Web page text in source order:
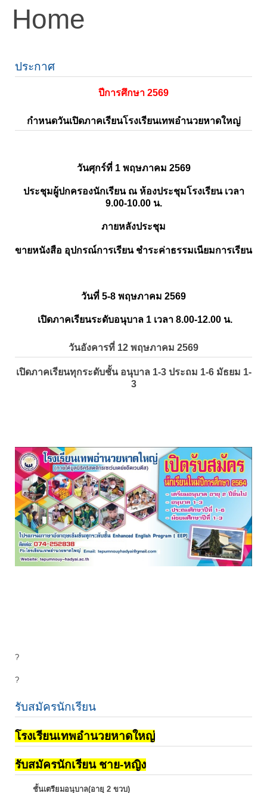
Home
ประกาศ
ปีการศึกษา 2569
กำหนดวันเปิดภาคเรียนโรงเรียนเทพอำนวยหาดใหญ่
วันศุกร์ที่ 1 พฤษภาคม 2569
ประชุมผู้ปกครองนักเรียน ณ ห้องประชุมโรงเรียน เวลา
9.00-10.00 น.
ภายหลังประชุม
ขายหนังสือ อุปกรณ์การเรียน ชำระค่าธรรมเนียมการเรียน
วันที่ 5-8 พฤษภาคม 2569
เปิดภาคเรียนระดับอนุบาล 1 เวลา 8.00-12.00 น.
วันอังคารที่ 12 พฤษภาคม 2569
เปิดภาคเรียนทุกระดับชั้น อนุบาล 1-3 ประถม 1-6 มัธยม 1-
3
?
?
รับสมัครนักเรียน
โรงเรียนเทพอำนวยหาดใหญ่
รับสมัครนักเรียน ชาย-หญิง
ชั้นเตรียมอนุบาล(อายุ 2 ขวบ)